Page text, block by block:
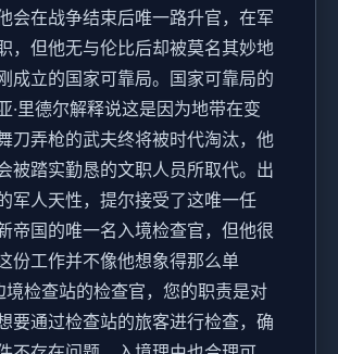
会在战争结束后唯一路升官，在军
，但他无与伦比后却被莫名其妙地
成立的国家可靠局。国家可靠局的
·里德尔解释说这是因为地带在变
刀弄枪的武夫终将被时代淘汰，他
被踏实勤恳的文职人员所取代。出
军人天性，提尔接受了这唯一任
帝国的唯一名入境检查官，但他很
份工作并不像他想象得那么单
检查站的检查官，您的职责是对
要通过检查站的旅客进行检查，确